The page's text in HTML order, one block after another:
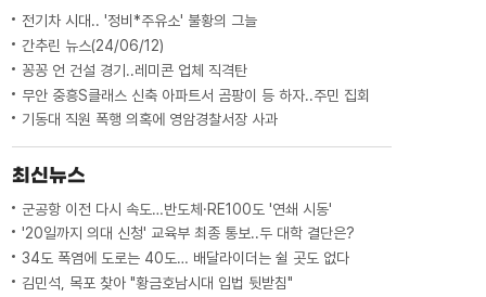
전기차 시대.. '정비*주유소' 불황의 그늘
간추린 뉴스(24/06/12)
꽁꽁 언 건설 경기..레미콘 업체 직격탄
무안 중흥S클래스 신축 아파트서 곰팡이 등 하자..주민 집회
기동대 직원 폭행 의혹에 영암경찰서장 사과
최신뉴스
군공항 이전 다시 속도…반도체·RE100도 '연쇄 시동'
'20일까지 의대 신청' 교육부 최종 통보..두 대학 결단은?
34도 폭염에 도로는 40도… 배달라이더는 쉴 곳도 없다
김민석, 목포 찾아 "황금호남시대 입법 뒷받침"